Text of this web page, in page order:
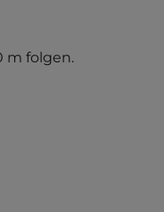
m folgen.